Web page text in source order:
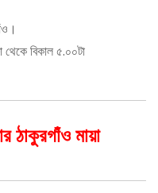
বিকাল ৫.০০টা
ঠাকুরগাঁও মায়া